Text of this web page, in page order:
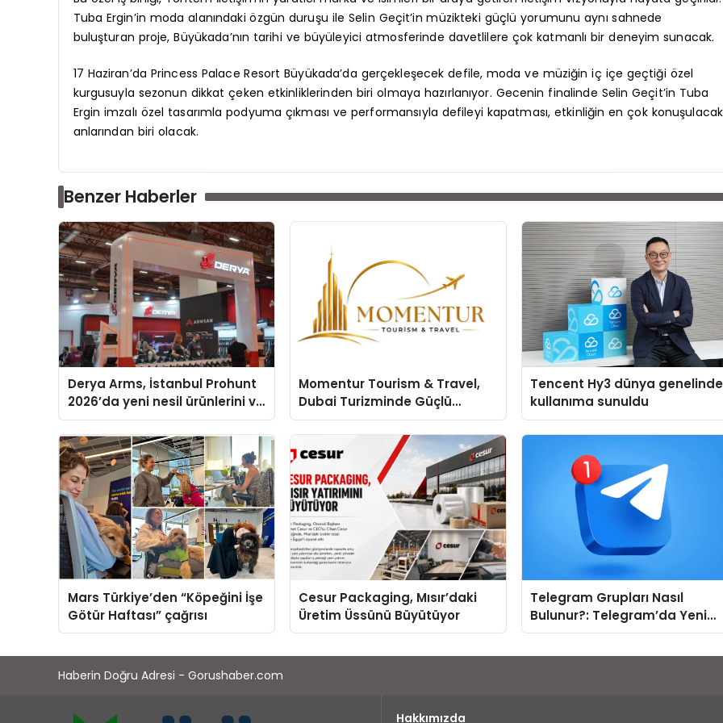
Tuba Ergin’in moda alanındaki özgün duruşu ile Selin Geçit’in müzikteki güçlü yorumunu aynı sahnede
buluşturan proje, Büyükada’nın tarihi ve büyüleyici atmosferinde davetlilere çok katmanlı bir deneyim sunacak.
17 Haziran’da Princess Palace Resort Büyükada’da gerçekleşecek defile, moda ve müziğin iç içe geçtiği özel
kurgusuyla sezonun dikkat çeken etkinliklerinden biri olmaya hazırlanıyor. Gecenin finalinde Selin Geçit’in Tuba
Ergin imzalı özel tasarımla podyuma çıkması ve performansıyla defileyi kapatması, etkinliğin en çok konuşulacak
anlarından biri olacak.
Benzer Haberler
Derya Arms, İstanbul Prohunt
2026’da yeni nesil ürünlerini ve
global marka vizyonunu
sergiledi
Momentur Tourism & Travel,
Dubai Turizminde Güçlü
Operasyon Ağıyla Fark
Yaratıyor
Tencent Hy3 dünya genelinde
kullanıma sunuldu
Mars Türkiye’den “Köpeğini İşe
Götür Haftası” çağrısı
Cesur Packaging, Mısır’daki
Üretim Üssünü Büyütüyor
Telegram Grupları Nasıl
Bulunur?: Telegram’da Yeni
İnsanlarla Tanışmanın
Haberin Doğru Adresi - Gorushaber.com
Hakkımızda